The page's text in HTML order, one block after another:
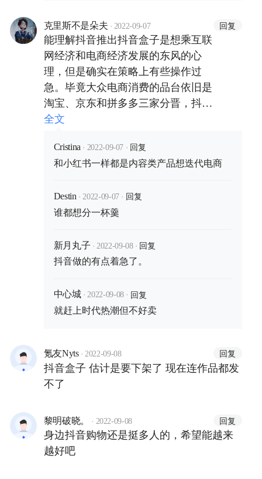
克里斯不是朵夫 · 2022-09-07 回复
能理解抖音推出抖音盒子是想乘互联
网经济和电商经济发展的东风的心
理，但是确实在策略上有些操作过
急。毕竟大众电商消费的品台依旧是
淘宝、京东和拼多多三家分晋，抖音
更多像是在引流，而自己的销售市场
一课，做任何产品之前，严格精准的
市场调研都是非常之必要的。
全文
Cristina · 2022-09-07 · 回复
和小红书一样都是内容类产品想迭代电商
Destin · 2022-09-07 · 回复
谁都想分一杯羹
新月丸子 · 2022-09-08 · 回复
抖音做的有点着急了。
中心城 · 2022-09-08 · 回复
就赶上时代热潮但不好卖
氪友Nyts · 2022-09-08 回复
抖音盒子 估计是要下架了 现在连作品都发
不了
黎明破晓。 · 2022-09-08 回复
身边抖音购物还是挺多人的，希望能越来
越好吧